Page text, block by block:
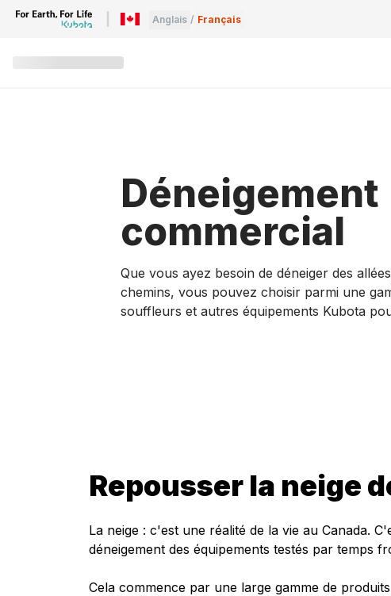
Anglais / Français
Déneigement
commercial
Que vous ayez besoin de déneiger des
chemins, vous pouvez choisir parmi une
souffleurs et autres équipements Kubota
Repousser la neige
La neige : c'est une réalité de la vie au Canada.
déneigement des équipements testés par temps
Cela commence par une large gamme de